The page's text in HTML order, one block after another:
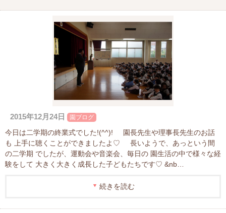
2015年12月24日 園ブログ
今日は二学期の終業式でした!(^^)! 園長先生や理事長先生のお話
も 上手に聴くことができましたよ♡ 長いようで、あっという間
の二学期 でしたが、運動会や音楽会、毎日の 園生活の中で様々な経
験をして 大きく大きく成長した子どもたちです♡ &nb…
続きを読む